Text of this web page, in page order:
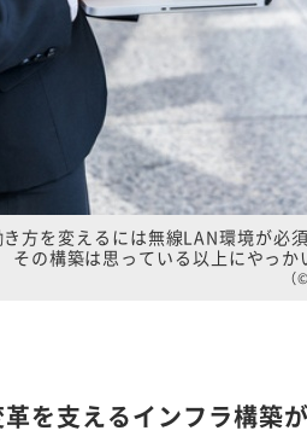
き方を変えるには無線LAN環境が必須
その構築は思っている以上にやっか
を支えるインフラ構築